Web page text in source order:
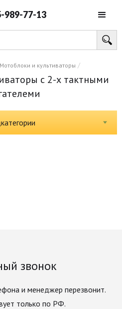
989-77-13
Мотоблоки и культиваторы /
с 2-х тактными
звонок
и менеджер перезвонит.
только по РФ.